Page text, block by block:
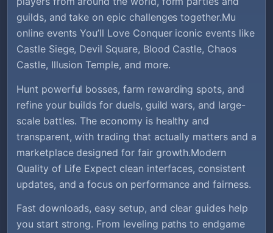
guilds, and take on epic challenges together.Mu
online events You’ll Love Conquer iconic events like
Castle Siege, Devil Square, Blood Castle, Chaos
Castle, Illusion Temple, and more.
Hunt powerful bosses, farm rewarding spots, and
refine your builds for duels, guild wars, and large-
scale battles. The economy is healthy and
transparent, with trading that actually matters and a
marketplace designed for fair growth.Modern
Quality of Life Expect clean interfaces, consistent
updates, and a focus on performance and fairness.
Fast downloads, easy setup, and clear guides help
you start strong. From leveling paths to endgame